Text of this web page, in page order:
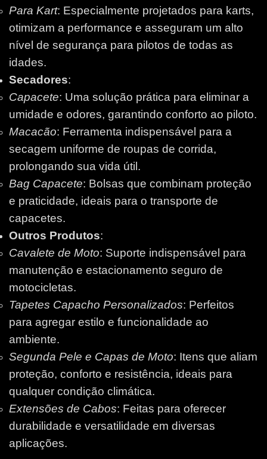
Para Kart: Especialmente projetados para karts,
otimizam a performance e asseguram um alto
nível de segurança para pilotos de todas as
idades.
Secadores:
Capacete: Uma solução prática para eliminar a
umidade e odores, garantindo conforto ao piloto.
Macacão: Ferramenta indispensável para a
secagem uniforme de roupas de corrida,
prolongando sua vida útil.
Bag Capacete: Bolsas que combinam proteção
e praticidade, ideais para o transporte de
capacetes.
Outros Produtos:
Cavalete de Moto: Suporte indispensável para
manutenção e estacionamento seguro de
motocicletas.
Tapetes Capacho Personalizados: Perfeitos
para agregar estilo e funcionalidade ao
ambiente.
Segunda Pele e Capas de Moto: Itens que aliam
proteção, conforto e resistência, ideais para
qualquer condição climática.
Extensões de Cabos: Feitas para oferecer
durabilidade e versatilidade em diversas
aplicações.